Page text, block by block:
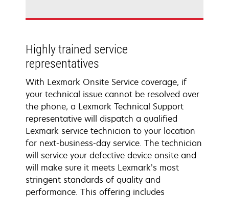
Highly trained service
representatives
With Lexmark Onsite Service coverage, if
your technical issue cannot be resolved over
the phone, a Lexmark Technical Support
representative will dispatch a qualified
Lexmark service technician to your location
for next-business-day service. The technician
will service your defective device onsite and
will make sure it meets Lexmark’s most
stringent standards of quality and
performance. This offering includes